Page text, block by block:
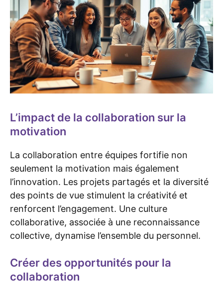
L’impact de la collaboration sur la
motivation
La collaboration entre équipes fortifie non
seulement la motivation mais également
l’innovation. Les projets partagés et la diversité
des points de vue stimulent la créativité et
renforcent l’engagement. Une culture
collaborative, associée à une reconnaissance
collective, dynamise l’ensemble du personnel.
Créer des opportunités pour la
collaboration